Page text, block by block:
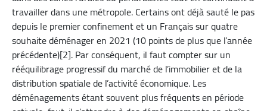
travailler dans une métropole. Certains ont déjà sauté le pas
depuis le premier confinement et un Français sur quatre
souhaite déménager en 2021 (10 points de plus que l’année
précédente)[2]. Par conséquent, il faut compter sur un
rééquilibrage progressif du marché de l’immobilier et de la
distribution spatiale de l’activité économique. Les
déménagements étant souvent plus fréquents en période